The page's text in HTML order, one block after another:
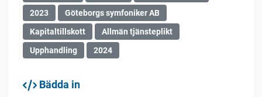
2023
Göteborgs symfoniker AB
Kapitaltillskott
Allmän tjänsteplikt
Upphandling
2024
Bädda in